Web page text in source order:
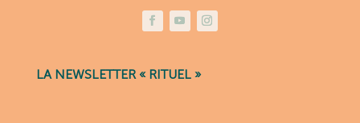
LA NEWSLETTER « RITUEL »